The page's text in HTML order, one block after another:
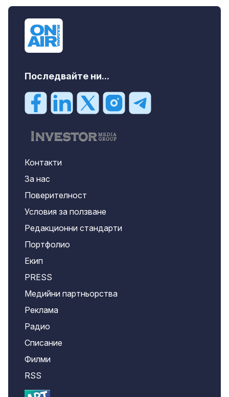
Последвайте ни...
Контакти
За нас
Поверителност
Условия за ползване
Редакционни стандарти
Портфолио
Екип
PRESS
Медийни партньорства
Реклама
Радио
Списание
Филми
RSS